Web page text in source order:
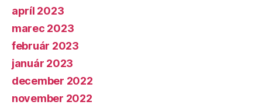
apríl 2023
marec 2023
február 2023
január 2023
december 2022
november 2022